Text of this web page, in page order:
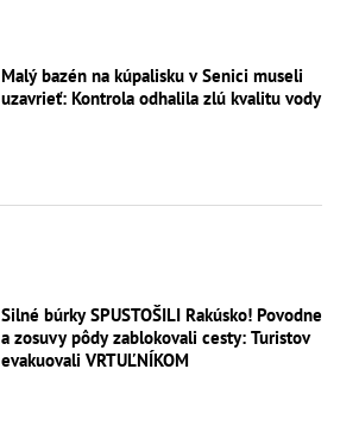
Malý bazén na kúpalisku v Senici museli
uzavrieť: Kontrola odhalila zlú kvalitu vody
Silné búrky SPUSTOŠILI Rakúsko! Povodne
a zosuvy pôdy zablokovali cesty: Turistov
evakuovali VRTUĽNÍKOM